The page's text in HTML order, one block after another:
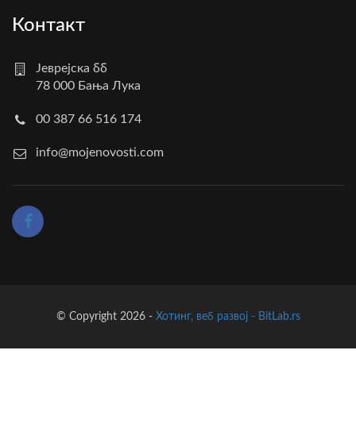
Контакт
Јеврејска бб
78 000 Бања Лука
00 387 66 516 174
info@mojenovosti.com
© Copyright 2026 - Хотинг, веб развој - BitLab.rs